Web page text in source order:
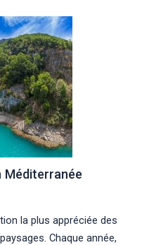
Méditerranée
la plus appréciée des
Chaque année,